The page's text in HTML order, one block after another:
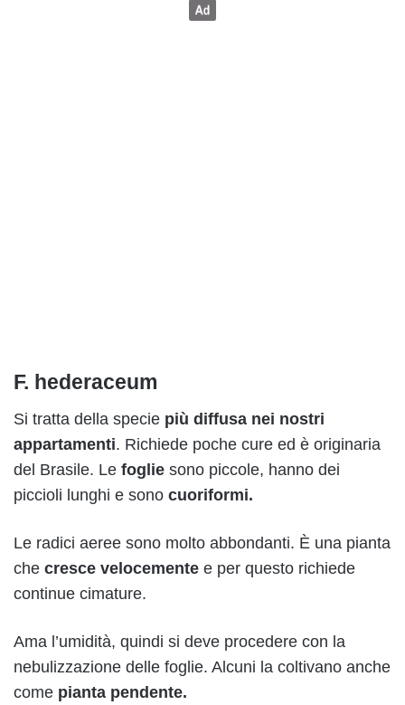
F. hederaceum
Si tratta della specie più diffusa nei nostri
appartamenti. Richiede poche cure ed è originaria
del Brasile. Le foglie sono piccole, hanno dei
piccioli lunghi e sono cuoriformi.
Le radici aeree sono molto abbondanti. È una pianta
che cresce velocemente e per questo richiede
continue cimature.
Ama l’umidità, quindi si deve procedere con la
nebulizzazione delle foglie. Alcuni la coltivano anche
come pianta pendente.